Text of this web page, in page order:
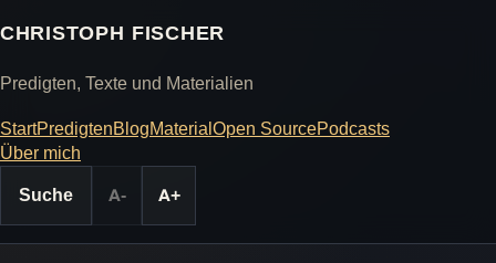
CHRISTOPH FISCHER
Predigten, Texte und Materialien
StartPredigtenBlogMaterialOpen SourcePodcasts
Über mich
Suche
A- A+